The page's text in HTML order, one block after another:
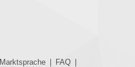
Marktsprache FAQ